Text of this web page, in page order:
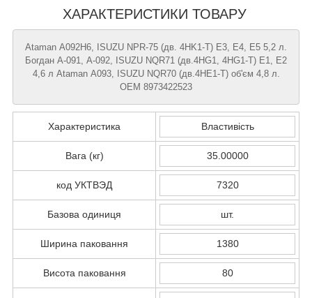
ХАРАКТЕРИСТИКИ ТОВАРУ
Ataman А092H6, ISUZU NPR-75 (дв. 4HK1-T) Е3, Е4, Е5 5,2 л.
Богдан А-091, А-092, ISUZU NQR71 (дв.4HG1, 4HG1-T) Е1, Е2
4,6 л Ataman А093, ISUZU NQR70 (дв.4HE1-Т) об'єм 4,8 л.
ОЕМ 8973422523
Характеристика Властивість
Вага (кг) 35.00000
код УКТВЭД 7320
Базова одиниця шт.
Ширина паковання 1380
Висота паковання 80